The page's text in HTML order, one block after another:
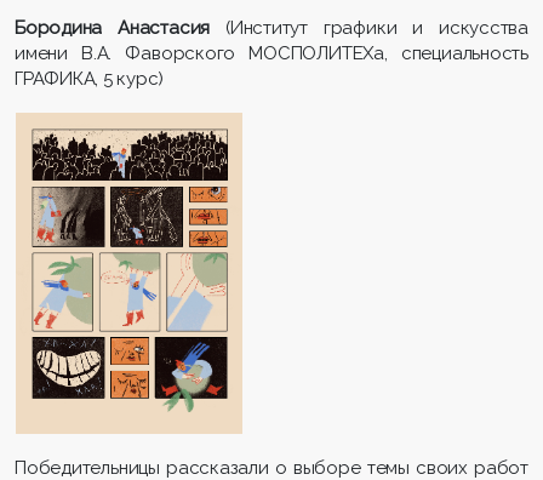
Бородина Анастасия (Институт графики и искусства
имени В.А. Фаворского МОСПОЛИТЕХа, специальность
ГРАФИКА, 5 курс)
Победительницы рассказали о выборе темы своих работ